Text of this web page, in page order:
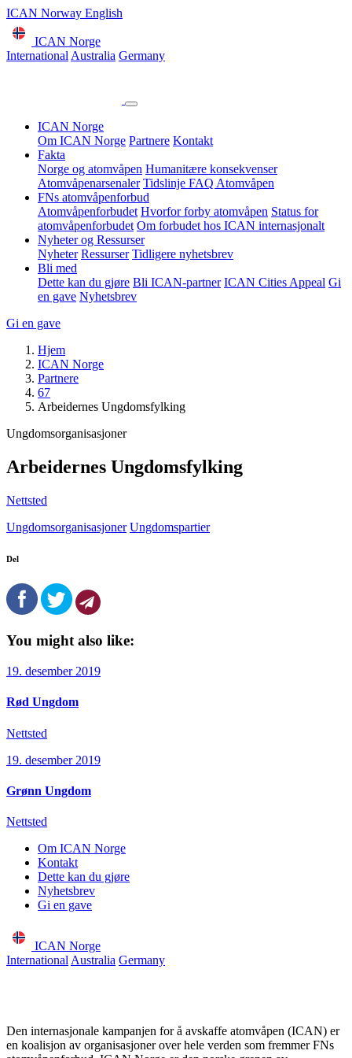
ICAN Norway English
ICAN Norge
International Australia Germany
ICAN Norge
Om ICAN Norge Partnere Kontakt
Fakta
Norge og atomvåpen Humanitære konsekvenser
Atomvåpenarsenaler Tidslinje FAQ Atomvåpen
FNs atomvåpenforbud
Atomvåpenforbudet Hvorfor forby atomvåpen Status for
atomvåpenforbudet Om forbudet hos ICAN internasjonalt
Nyheter og Ressurser
Nyheter Ressurser Tidligere nyhetsbrev
Bli med
Dette kan du gjøre Bli ICAN-partner ICAN Cities Appeal Gi
en gave Nyhetsbrev
Gi en gave
Hjem
ICAN Norge
Partnere
67
Arbeidernes Ungdomsfylking
Ungdomsorganisasjoner
Arbeidernes Ungdomsfylking
Nettsted
Ungdomsorganisasjoner Ungdomspartier
Del
You might also like:
19. desember 2019
Rød Ungdom
Nettsted
19. desember 2019
Grønn Ungdom
Nettsted
Om ICAN Norge
Kontakt
Dette kan du gjøre
Nyhetsbrev
Gi en gave
ICAN Norge
International Australia Germany
Den internasjonale kampanjen for å avskaffe atomvåpen (ICAN) er
en koalisjon av organisasjoner over hele verden som fremmer FNs